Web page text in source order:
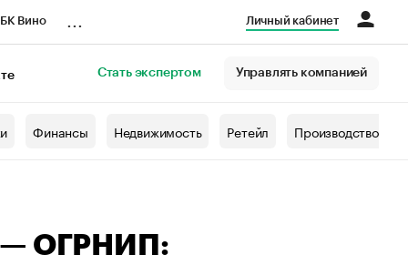
Вино Личный кабинет
Стать экспертом Управлять компанией
Финансы Недвижимость Ретейл Производство
— ОГРНИП: